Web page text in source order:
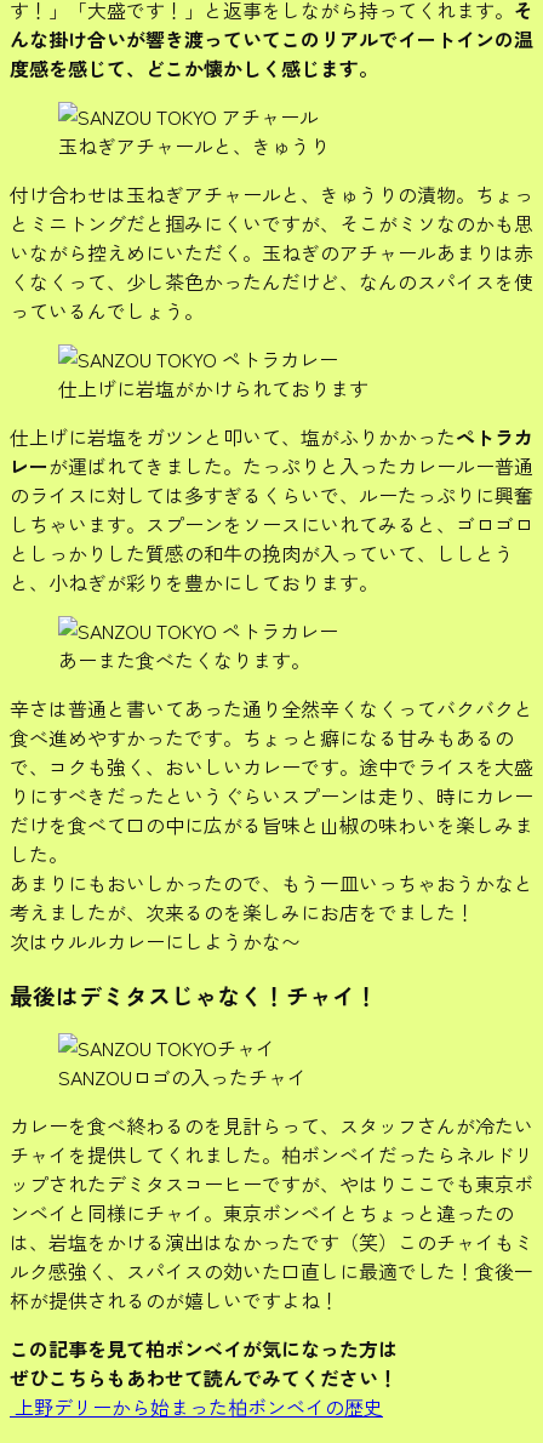
す！」「大盛です！」と返事をしながら持ってくれます。 そ
んな掛け合いが響き渡っていてこのリアルでイートインの温
度感を感じて、どこか懐かしく感じます。
玉ねぎアチャールと、きゅうり
付け合わせは玉ねぎアチャールと、きゅうりの漬物。ちょっ
とミニトングだと掴みにくいですが、そこがミソなのかも思
いながら控えめにいただく。玉ねぎのアチャールあまりは赤
くなくって、少し茶色かったんだけど、なんのスパイスを使
っているんでしょう。
仕上げに岩塩がかけられております
仕上げに岩塩をガツンと叩いて、塩がふりかかったペトラカ
レーが運ばれてきました。たっぷりと入ったカレールー普通
のライスに対しては多すぎるくらいで、ルーたっぷりに興奮
しちゃいます。スプーンをソースにいれてみると、ゴロゴロ
としっかりした質感の和牛の挽肉が入っていて、ししとう
と、小ねぎが彩りを豊かにしております。
あーまた食べたくなります。
辛さは普通と書いてあった通り全然辛くなくってバクバクと
食べ進めやすかったです。ちょっと癖になる甘みもあるの
で、コクも強く、おいしいカレーです。途中でライスを大盛
りにすべきだったというぐらいスプーンは走り、時にカレー
だけを食べて口の中に広がる旨味と山椒の味わいを楽しみま
した。
あまりにもおいしかったので、もう一皿いっちゃおうかなと
考えましたが、次来るのを楽しみにお店をでました！
次はウルルカレーにしようかな〜
最後はデミタスじゃなく！チャイ！
SANZOUロゴの入ったチャイ
カレーを食べ終わるのを見計らって、スタッフさんが冷たい
チャイを提供してくれました。柏ボンベイだったらネルドリ
ップされたデミタスコーヒーですが、やはりここでも東京ボ
ンベイと同様にチャイ。東京ボンベイとちょっと違ったの
は、岩塩をかける演出はなかったです（笑）このチャイもミ
ルク感強く、スパイスの効いた口直しに最適でした！食後一
杯が提供されるのが嬉しいですよね！
この記事を見て柏ボンベイが気になった方は
ぜひこちらもあわせて読んでみてください！
上野デリーから始まった柏ボンベイの歴史